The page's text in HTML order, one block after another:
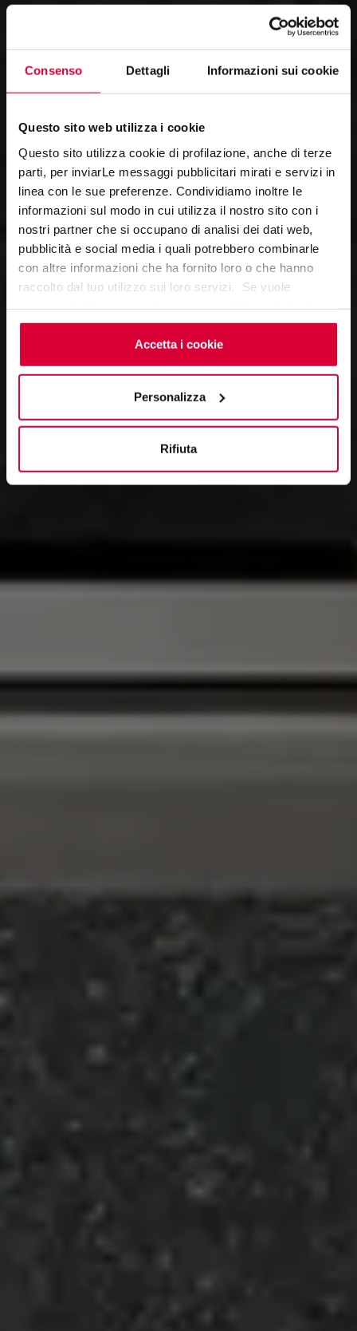
Consenso Dettagli Informazioni sui cookie
Questo sito web utilizza i cookie
Questo sito utilizza cookie di profilazione, anche di terze
parti, per inviarLe messaggi pubblicitari mirati e servizi in
linea con le sue preferenze. Condividiamo inoltre le
informazioni sul modo in cui utilizza il nostro sito con i
nostri partner che si occupano di analisi dei dati web,
pubblicità e social media i quali potrebbero combinarle
con altre informazioni che ha fornito loro o che hanno
raccolto dal tuo utilizzo sui loro servizi. Se vuole
cookieclicchi qui. Il consenso può essere espresso
cliccando sul tasto “Accetta i cookie”. Se non vuole i
cookie di profilazione può negare il consenso sul tasto
Accetta i cookie
Personalizza
Rifiuta
LAVICA
Born from Fire